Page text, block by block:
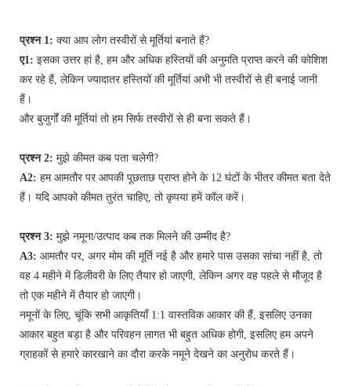
प्रश्न 1: क्या आप लोग तस्वीरों से मूर्तियां बनाते हैं?
ए1: इसका उत्तर हां है, हम और अधिक हस्तियों की अनुमति प्राप्त करने की कोशिश
कर रहे हैं, लेकिन ज्यादातर हस्तियों की मूर्तियां अभी भी तस्वीरों से ही बनाई जानी
हैं।
और बुजुर्गों की मूर्तियां तो हम सिर्फ तस्वीरों से ही बना सकते हैं।
प्रश्न 2: मुझे कीमत कब पता चलेगी?
A2: हम आमतौर पर आपकी पूछताछ प्राप्त होने के 12 घंटों के भीतर कीमत बता देते
हैं। यदि आपको कीमत तुरंत चाहिए, तो कृपया हमें कॉल करें।
प्रश्न 3: मुझे नमूना/उत्पाद कब तक मिलने की उम्मीद है?
A3: आमतौर पर, अगर मोम की मूर्ति नई है और हमारे पास उसका सांचा नहीं है, तो
वह 4 महीने में डिलीवरी के लिए तैयार हो जाएगी, लेकिन अगर वह पहले से मौजूद है
तो एक महीने में तैयार हो जाएगी।
नमूनों के लिए, चूंकि सभी आकृतियाँ 1:1 वास्तविक आकार की हैं, इसलिए उनका
आकार बहुत बड़ा है और परिवहन लागत भी बहुत अधिक होगी, इसलिए हम अपने
ग्राहकों से हमारे कारखाने का दौरा करके नमूने देखने का अनुरोध करते हैं।